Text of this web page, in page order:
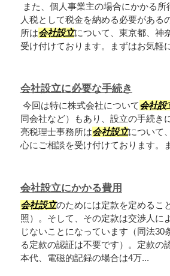
また、個人事業主の場合にかかる
人税として税金を納める必要がある
所は会社設立について、東京都、神
受け付けております。まずはお気軽
会社設立に必要な手続き
今回は特に株式会社について会社設
同会社など）もあり、設立の手続き
亮税理士事務所は会社設立について
心にご相談を受け付けております。
会社設立にかかる費用
会社設立のためには定款を定めるこ
照）。そして、その定款は交渉人に
じないことになっています（同法30
る定款の認証は不要です）。定款の
本代、電磁的記録の場合は4万...